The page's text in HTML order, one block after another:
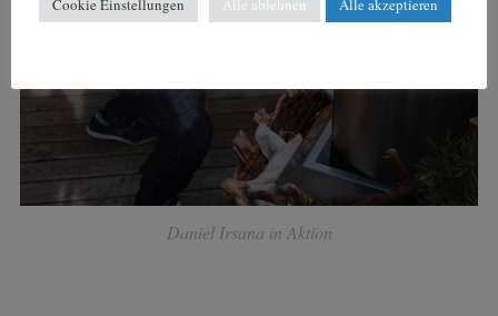
Daniel Irsana in Aktion
Cookie Einstellungen Alle ablehnen Alle akzeptieren